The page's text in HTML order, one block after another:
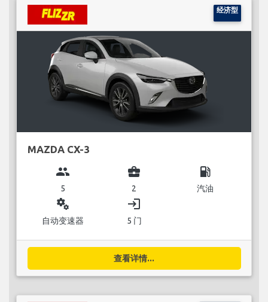
经济型
MAZDA CX-3
group
5
business_center
2
local_gas_station
汽油
miscellaneous_services
自动变速器
login
5 门
查看详情...